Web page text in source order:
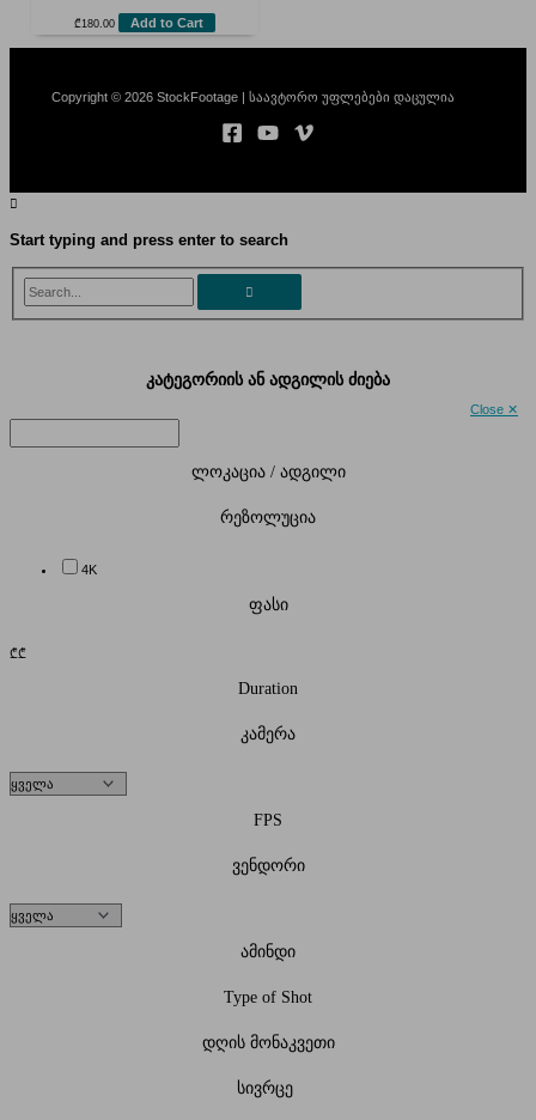
₾180.00 Add to Cart
Copyright © 2026 StockFootage | საავტორო უფლებები დაცულია
Start typing and press enter to search
Search...
Close ✕
კატეგორიის ან ადგილის ძიება
ლოკაცია / ადგილი
რეზოლუცია
4K
ფასი
₾₾
Duration
კამერა
FPS
ვენდორი
ამინდი
Type of Shot
დღის მონაკვეთი
სივრცე